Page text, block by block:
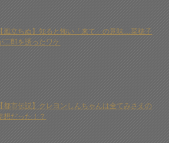
【風立ちぬ】知ると怖い「来て」の意味…菜穂子
二郎を誘ったワケ
【都市伝説】クレヨンしんちゃんは全てみさえの
想だった！？